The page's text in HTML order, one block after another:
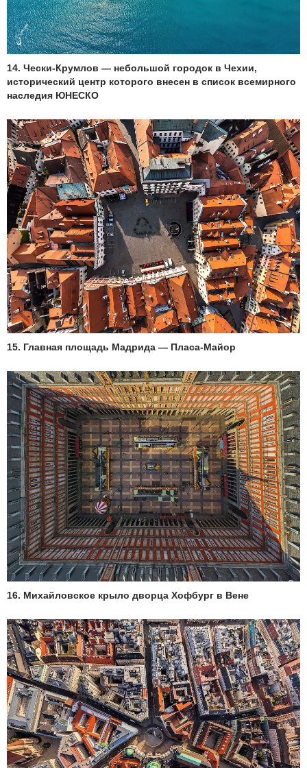
14. Чески-Крумлов — небольшой городок в Чехии,
исторический центр которого внесен в список всемирного
наследия ЮНЕСКО
15. Главная площадь Мадрида — Пласа-Майор
16. Михайловское крыло дворца Хофбург в Вене